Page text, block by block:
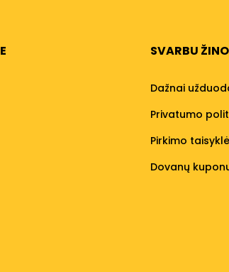
SVARBU
Dažnai
Privatumo
Pirkimo
Dovanų